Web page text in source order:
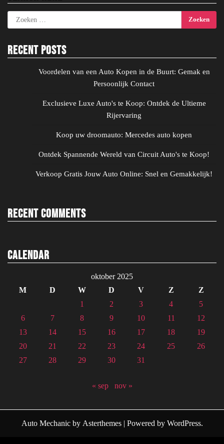
Zoeken
naar:
Recent Posts
Voordelen van een Auto Kopen in de Buurt: Gemak en
Persoonlijk Contact
Exclusieve Luxe Auto's te Koop: Ontdek de Ultieme
Rijervaring
Koop uw droomauto: Mercedes auto kopen
Ontdek Spannende Wereld van Circuit Auto's te Koop!
Verkoop Gratis Jouw Auto Online: Snel en Gemakkelijk!
Recent Comments
Calendar
oktober 2025
M
D W D V Z
Z
1
2 3 4
5
6
7 8 9 10 11
12
13
14 15 16 17 18
19
20
21 22 23 24 25
26
27
28 29 30 31
« sep nov »
Auto Mechanicby Asterthemes| Powered by WordPress.